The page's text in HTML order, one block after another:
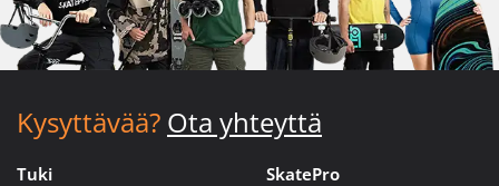
Kysyttävää? Ota yhteyttä
Tuki SkatePro